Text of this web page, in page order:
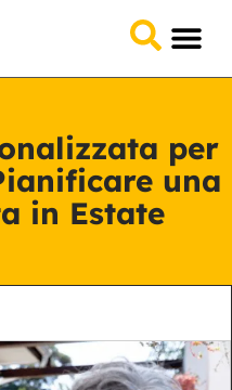
per
una
in Estate